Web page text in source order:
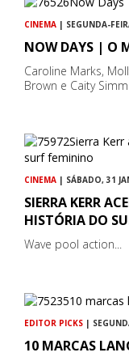
CINEMA | SEGUNDA-
NOW DAYS | O
Caroline Marks,
Brown e Caity
CINEMA | SÁBADO, 31
SIERRA KERR
HISTÓRIA DO
Wave pool action...
EDITOR PICKS |
10 MARCAS